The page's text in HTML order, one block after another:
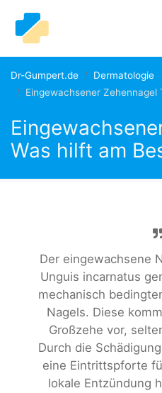
Dr-Gumpert.de
Dermatologie
Eingewachsener Zehennagel
Was hilft am
Der eingewachsene
Unguis incarnatus
mechanisch
Nagels. Diese
Großzehe vor,
Durch die
eine Eintrittspforte
lokale Entzündung